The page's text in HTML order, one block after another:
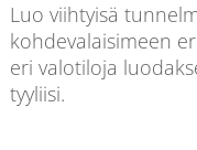
Luo viihtyisä
kohdevalaisimeen
eri valotiloja
tyyliisi.